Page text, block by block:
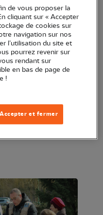
les oiseaux
local LPO Nord
à Sens (départ
l'église à Saligny.
au 06 33 88 13 21 ou
places
de vous proposer la
cliquant sur « Accepter
de cookies sur
navigation sur nos
l’utilisation du site et
pourrez revenir sur
rendant sur
en bas de page de
!
Accepter et fermer